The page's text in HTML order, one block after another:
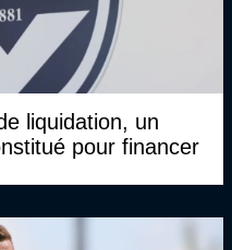
liquidation, un
pour financer